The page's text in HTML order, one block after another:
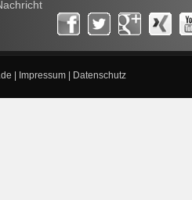
Impressum Datenschutz